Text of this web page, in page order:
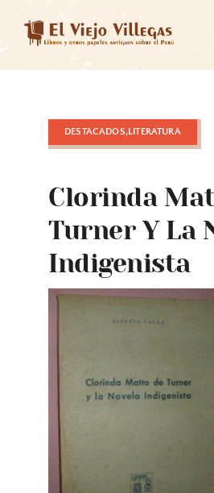
content
DESTACADOS,LITERATURA
Clorinda
Turner Y La
Indigenista